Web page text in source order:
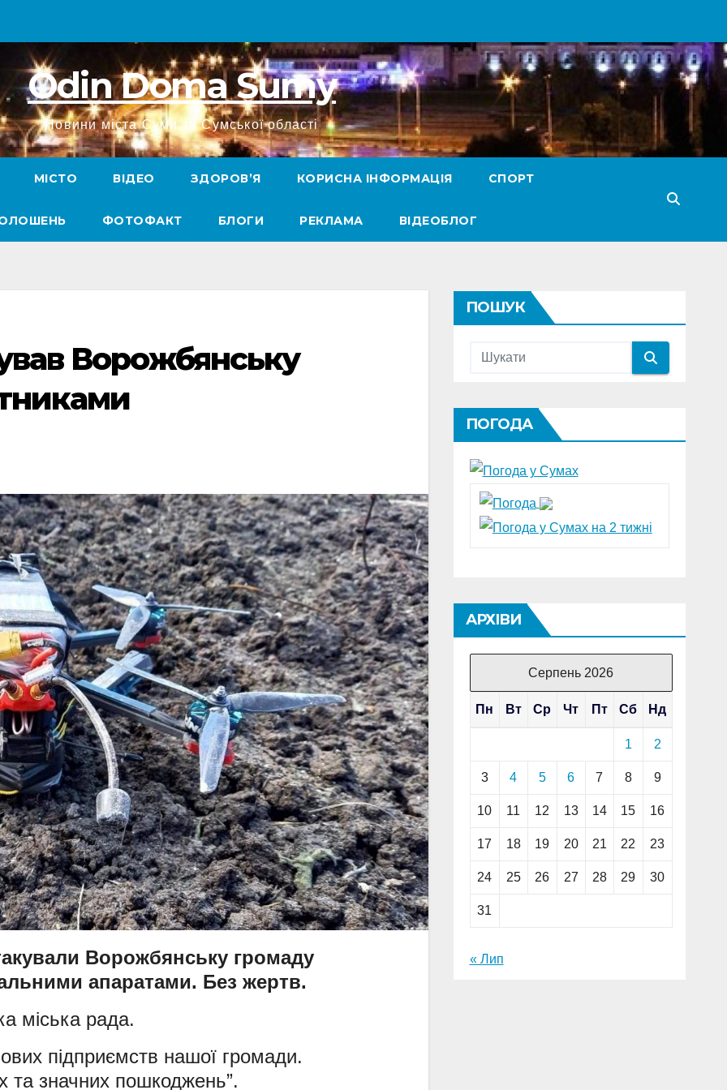
Odin Doma Sumy
Новини міста Суми та Сумської області
МІСТО ВІДЕО ЗДОРОВ’Я КОРИСНА ІНФОРМАЦІЯ СПОРТ
ФОТОФАКТ БЛОГИ РЕКЛАМА ВІДЕОБЛОГ
Ворожбянську
Ворожбянську громаду
апаратами. Без жертв.
міська рада.
підприємств нашої громади.
та значних пошкоджень”.
ПОШУК
ПОГОДА
АРХІВИ
Серпень 2026
Пн Вт Ср Чт Пт Сб Нд
1 2
3 4 5 6 7 8 9
10 11 12 13 14 15 16
17 18 19 20 21 22 23
24 25 26 27 28 29 30
31
« Лип